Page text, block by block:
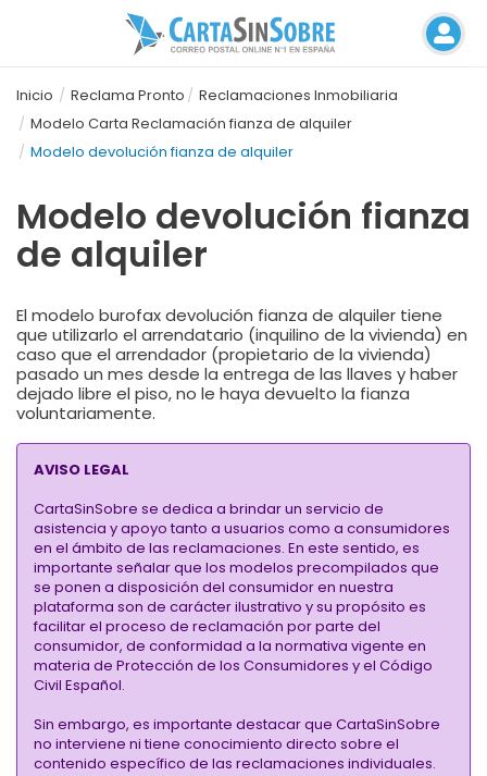
Inicio Reclama Pronto
Reclamaciones Inmobiliaria
Modelo Carta Reclamación fianza de alquiler
Modelo devolución fianza de alquiler
Modelo devolución fianza
de alquiler
El modelo burofax devolución fianza de alquiler tiene
que utilizarlo el arrendatario (inquilino de la vivienda) en
caso que el arrendador (propietario de la vivienda)
pasado un mes desde la entrega de las llaves y haber
dejado libre el piso, no le haya devuelto la fianza
voluntariamente.
AVISO LEGAL
CartaSinSobre se dedica a brindar un servicio de
asistencia y apoyo tanto a usuarios como a consumidores
en el ámbito de las reclamaciones. En este sentido, es
importante señalar que los modelos precompilados que
se ponen a disposición del consumidor en nuestra
plataforma son de carácter ilustrativo y su propósito es
facilitar el proceso de reclamación por parte del
consumidor, de conformidad a la normativa vigente en
materia de Protección de los Consumidores y el Código
Civil Español.
Sin embargo, es importante destacar que CartaSinSobre
no interviene ni tiene conocimiento directo sobre el
contenido específico de las reclamaciones individuales.